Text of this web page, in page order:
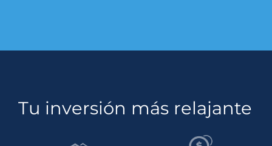
Tu inversión más relajante